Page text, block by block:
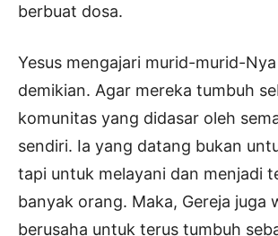
berbuat dosa.
Yesus mengajari murid-murid-
demikian. Agar mereka tumbuh
komunitas yang didasar oleh
sendiri. Ia yang datang bukan
tapi untuk melayani dan menjadi
banyak orang. Maka, Gereja juga
berusaha untuk terus tumbuh